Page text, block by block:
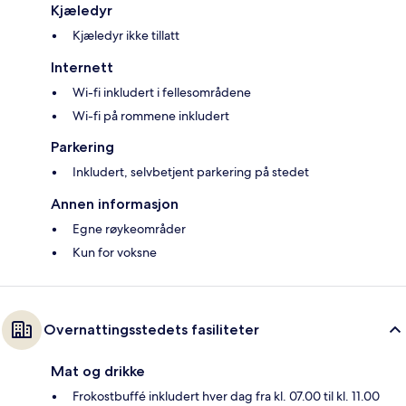
Kjæledyr
Kjæledyr ikke tillatt
Internett
Wi-fi inkludert i fellesområdene
Wi-fi på rommene inkludert
Parkering
Inkludert, selvbetjent parkering på stedet
Annen informasjon
Egne røykeområder
Kun for voksne
Overnattingsstedets fasiliteter
Mat og drikke
Frokostbuffé inkludert hver dag fra kl. 07.00 til kl. 11.00